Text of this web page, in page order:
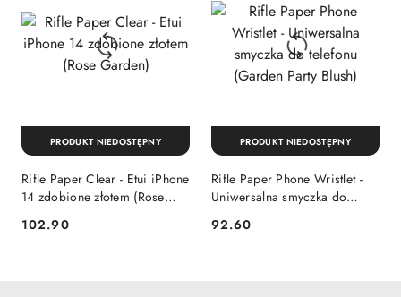
Rifle Paper Clear - Etui iPhone
14 zdobione złotem (Rose
Cena:
102.90
PRODUKT NIEDOSTĘPNY
Rifle Paper Phone Wristlet -
Uniwersalna smyczka do
Cena:
92.60
PRODUKT NIEDOSTĘPNY